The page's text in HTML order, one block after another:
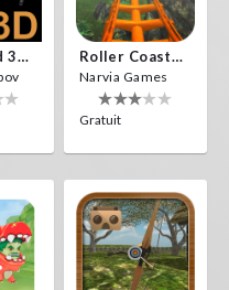
Cardboard 3D VR Space FPS Game Roller Coaster VR
Narvia Games
Gratuit